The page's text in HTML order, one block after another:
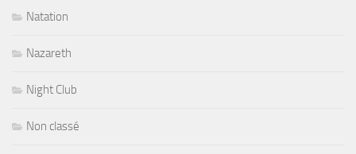
Natation
Nazareth
Night Club
Non classé